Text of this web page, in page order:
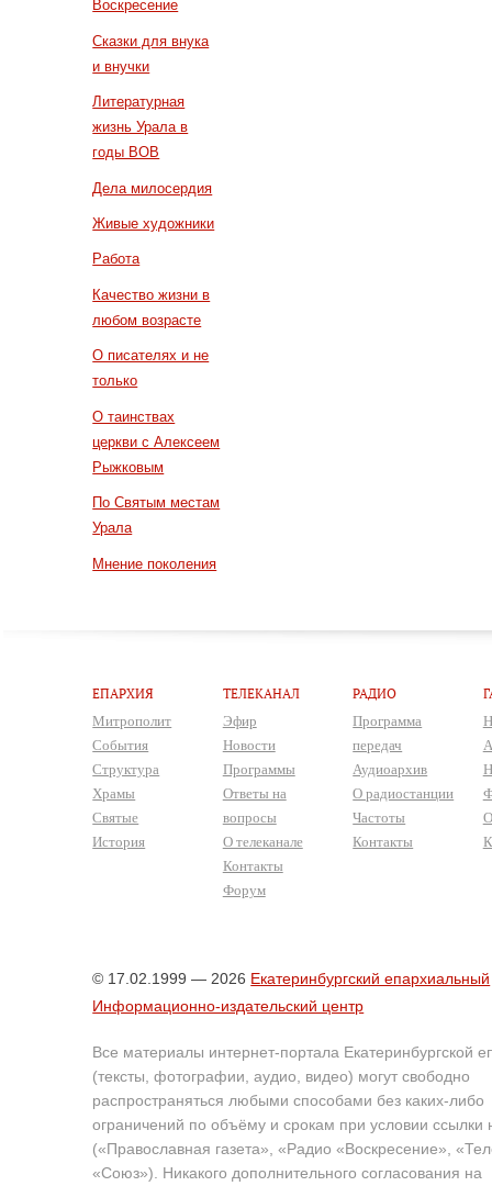
Воскресение
Сказки для внука
и внучки
Литературная
жизнь Урала в
годы ВОВ
Дела милосердия
Живые художники
Работа
Качество жизни в
любом возрасте
О писателях и не
только
О таинствах
церкви с Алексеем
Рыжковым
По Святым местам
Урала
Мнение поколения
ЕПАРХИЯ
Митрополит
События
Структура
Храмы
Святые
История
ТЕЛЕКАНАЛ
Эфир
Новости
Программы
Ответы на
вопросы
О телеканале
Контакты
Форум
РАДИО
Программа
передач
Аудиоархив
О радиостанции
Частоты
Контакты
© 17.02.1999 — 2026 Екатеринбургский епархиальный
Информационно-издательский центр
Все материалы интернет-портала Екатеринбургской
(тексты, фотографии, аудио, видео) могут свободно
распространяться любыми способами без каких-либо
ограничений по объёму и срокам при условии ссылки
(«Православная газета», «Радио «Воскресение»,
«Союз»). Никакого дополнительного согласования на